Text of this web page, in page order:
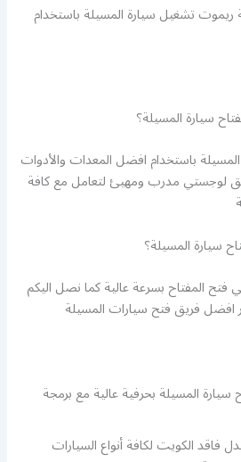
تشغيل سيارة المسيلة باستخدام
سيارة المسيلة؟
باستخدام افضل المعدات والأدوات
لوجستي مدرب ومهيئ لتعامل مع كافة
سيارة المسيلة؟
فتح المفتاح بسرعة عالية كما نصل اليكم
افضل فريق فتح سيارات المسيلة
المسيلة بحرفية عالية مع برمجة
فاقد الكويت لكافة أنواع السيارات